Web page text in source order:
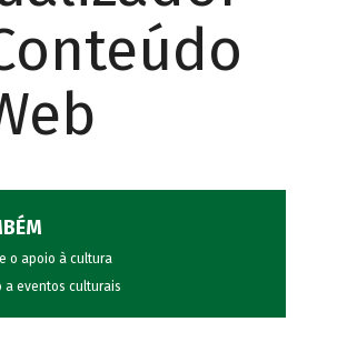
e o apoio à cultura
a eventos culturais